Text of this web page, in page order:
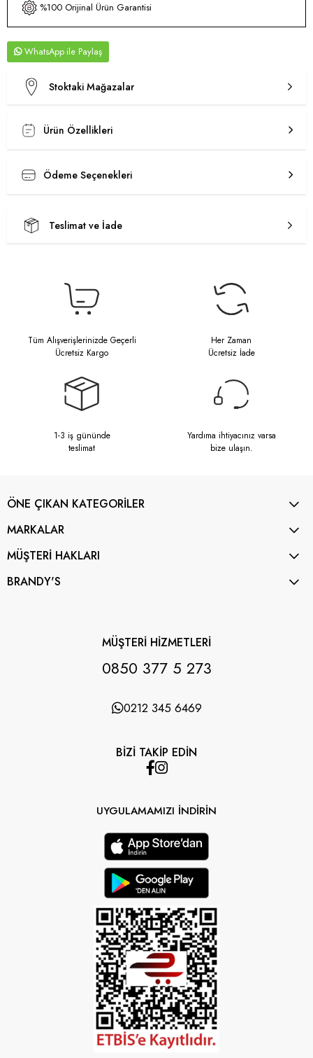
%100 Orijinal Ürün Garantisi
WhatsApp
Stoktaki Mağazalar
Ürün Özellikleri
Ödeme Seçenekleri
Teslimat ve İade
Tüm Alışverişlerinizde Geçerli
Ücretsiz Kargo
Her Zaman
Ücretsiz İade
1-3 iş gününde
teslimat
Yardıma ihtiyacınız varsa
bize ulaşın.
ÖNE ÇIKAN KATEGORİLER
MARKALAR
MÜŞTERİ HAKLARI
BRANDY'S
MÜŞTERİ HİZMETLERİ
0850 377 5 273
0212 345 6469
BİZİ TAKİP EDİN
UYGULAMAMIZI İNDİRİN